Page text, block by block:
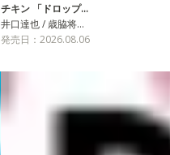
チキン 「ドロップ…
井口達也 / 歳脇将…
発売日：2026.08.06